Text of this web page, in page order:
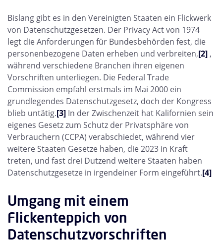
Bislang gibt es in den Vereinigten Staaten ein Flickwerk
von Datenschutzgesetzen. Der Privacy Act von 1974
legt die Anforderungen für Bundesbehörden fest, die
personenbezogene Daten erheben und verbreiten,[2] ,
während verschiedene Branchen ihren eigenen
Vorschriften unterliegen. Die Federal Trade
Commission empfahl erstmals im Mai 2000 ein
grundlegendes Datenschutzgesetz, doch der Kongress
blieb untätig.[3] In der Zwischenzeit hat Kalifornien sein
eigenes Gesetz zum Schutz der Privatsphäre von
Verbrauchern (CCPA) verabschiedet, während vier
weitere Staaten Gesetze haben, die 2023 in Kraft
treten, und fast drei Dutzend weitere Staaten haben
Datenschutzgesetze in irgendeiner Form eingeführt.[4]
Umgang mit einem
Flickenteppich von
Datenschutzvorschriften